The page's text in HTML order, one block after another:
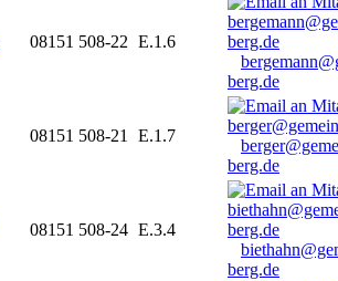
08151 508-22 E.1.6
berg.de
08151 508-21 E.1.7
berg.de
08151 508-24 E.3.4
berg.de